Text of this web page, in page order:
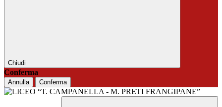
Chiudi
Conferma
Annulla Conferma